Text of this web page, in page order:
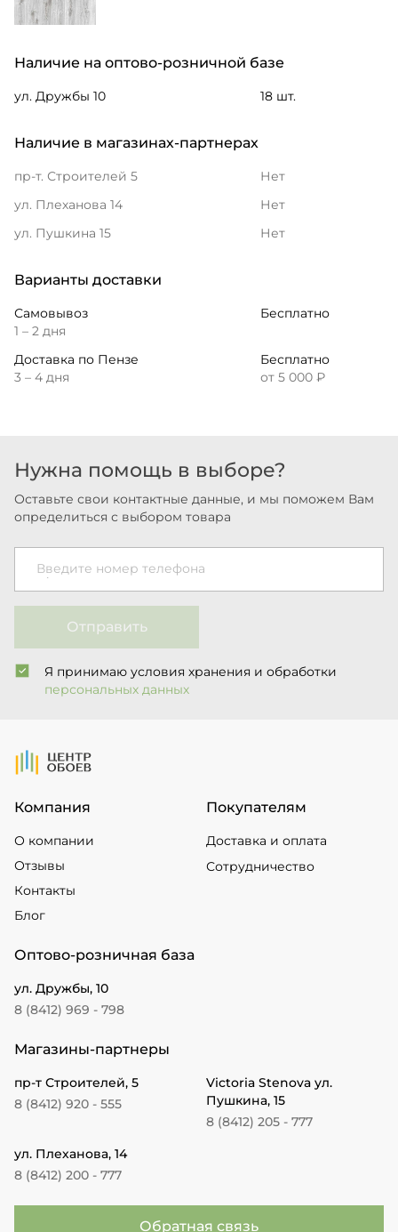
Наличие на оптово-розничной базе
ул. Дружбы 10 18 шт.
Наличие в магазинах-партнерах
пр-т. Строителей 5
Нет
ул. Плеханова 14
Нет
ул. Пушкина 15
Нет
Варианты доставки
Самовывоз
1 – 2 дня
Бесплатно
Доставка по Пензе
3 – 4 дня
Бесплатно
от 5 000 ₽
Нужна помощь в выборе?
Оставьте свои контактные данные, и мы поможем Вам
определиться с выбором товара
Введите номер телефона
Отправить
Я принимаю условия хранения и обработки
персональных данных
На Главную
Компания
О компании
Отзывы
Контакты
Блог
Покупателям
Доставка и оплата
Сотрудничество
Оптово-розничная база
ул. Дружбы, 10
8 (8412) 969 - 798
Магазины-партнеры
пр-т Строителей, 5
8 (8412) 920 - 555
Victoria Stenova ул.
Пушкина, 15
8 (8412) 205 - 777
ул. Плеханова, 14
8 (8412) 200 - 777
Обратная связь